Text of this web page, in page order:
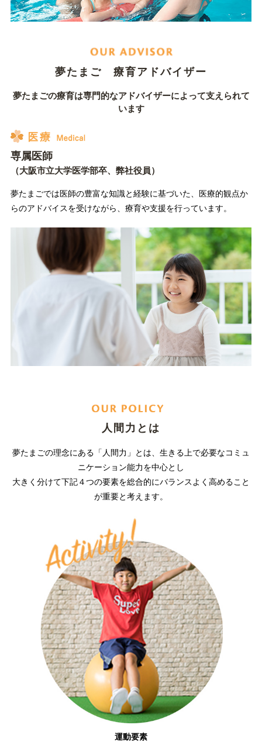
夢たまご 療育アドバイザー
夢たまごの療育は専門的なアドバイザーによって支えられて
います
専属医師
（大阪市立大学医学部卒、弊社役員）
夢たまごでは医師の豊富な知識と経験に基づいた、医療的観点か
らのアドバイスを受けながら、療育や支援を行っています。
人間力とは
夢たまごの理念にある「人間力」とは、生きる上で必要なコミュ
ニケーション能力を中心とし
大きく分けて下記４つの要素を総合的にバランスよく高めること
が重要と考えます。
運動要素